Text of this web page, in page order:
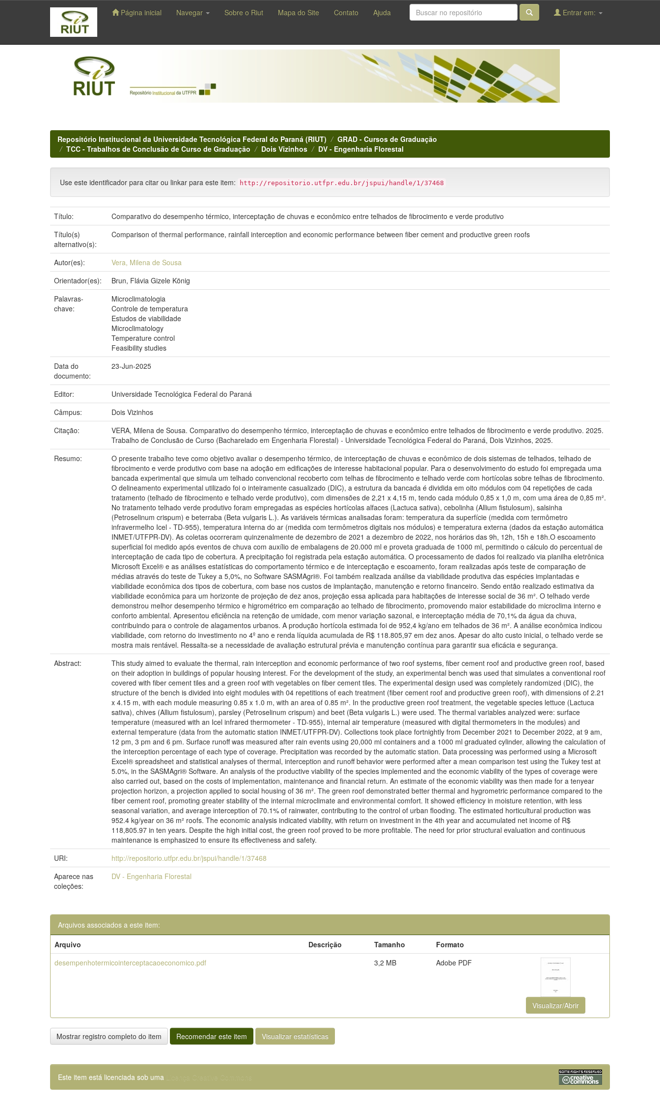
navigation
Página inicial Navegar Sobre o Riut Mapa do Site Contato Ajuda Entrar em:
Repositório Institucional da Universidade Tecnológica Federal do Paraná (RIUT)
GRAD - Cursos de Graduação
TCC - Trabalhos de Conclusão de Curso de Graduação
Dois Vizinhos DV - Engenharia Florestal
Use este identificador para citar ou linkar para este item: http://repositorio.utfpr.edu.br/jspui/handle/1/37468
Título:
Comparativo do desempenho térmico, interceptação de chuvas e econômico entre telhados de fibrocimento e verde produtivo
Título(s)
alternativo(s):
Comparison of thermal performance, rainfall interception and economic performance between fiber cement and productive green roofs
Autor(es):
Vera, Milena de Sousa
Orientador(es):
Brun, Flávia Gizele König
Palavras-
chave:
Microclimatologia
Controle de temperatura
Estudos de viabilidade
Microclimatology
Temperature control
Feasibility studies
Data do
documento:
23-Jun-2025
Editor:
Universidade Tecnológica Federal do Paraná
Câmpus:
Dois Vizinhos
Citação:
VERA, Milena de Sousa. Comparativo do desempenho térmico, interceptação de chuvas e econômico entre telhados de fibrocimento e verde produtivo. 2025.
Trabalho de Conclusão de Curso (Bacharelado em Engenharia Florestal) - Universidade Tecnológica Federal do Paraná, Dois Vizinhos, 2025.
Resumo:
O presente trabalho teve como objetivo avaliar o desempenho térmico, de interceptação de chuvas e econômico de dois sistemas de telhados, telhado de
fibrocimento e verde produtivo com base na adoção em edificações de interesse habitacional popular. Para o desenvolvimento do estudo foi empregada uma
bancada experimental que simula um telhado convencional recoberto com telhas de fibrocimento e telhado verde com hortícolas sobre telhas de fibrocimento.
O delineamento experimental utilizado foi o inteiramente casualizado (DIC), a estrutura da bancada é dividida em oito módulos com 04 repetições de cada
tratamento (telhado de fibrocimento e telhado verde produtivo), com dimensões de 2,21 x 4,15 m, tendo cada módulo 0,85 x 1,0 m, com uma área de 0,85 m².
No tratamento telhado verde produtivo foram empregadas as espécies hortícolas alfaces (Lactuca sativa), cebolinha (Allium fistulosum), salsinha
(Petroselinum crispum) e beterraba (Beta vulgaris L.). As variáveis térmicas analisadas foram: temperatura da superfície (medida com termômetro
infravermelho Icel - TD-955), temperatura interna do ar (medida com termômetros digitais nos módulos) e temperatura externa (dados da estação automática
INMET/UTFPR-DV). As coletas ocorreram quinzenalmente de dezembro de 2021 a dezembro de 2022, nos horários das 9h, 12h, 15h e 18h.O escoamento
superficial foi medido após eventos de chuva com auxílio de embalagens de 20.000 ml e proveta graduada de 1000 ml, permitindo o cálculo do percentual de
interceptação de cada tipo de cobertura. A precipitação foi registrada pela estação automática. O processamento de dados foi realizado via planilha eletrônica
Microsoft Excel® e as análises estatísticas do comportamento térmico e de interceptação e escoamento, foram realizadas após teste de comparação de
médias através do teste de Tukey a 5,0%, no Software SASMAgri®. Foi também realizada análise da viabilidade produtiva das espécies implantadas e
viabilidade econômica dos tipos de cobertura, com base nos custos de implantação, manutenção e retorno financeiro. Sendo então realizado estimativa da
viabilidade econômica para um horizonte de projeção de dez anos, projeção essa aplicada para habitações de interesse social de 36 m². O telhado verde
demonstrou melhor desempenho térmico e higrométrico em comparação ao telhado de fibrocimento, promovendo maior estabilidade do microclima interno e
conforto ambiental. Apresentou eficiência na retenção de umidade, com menor variação sazonal, e interceptação média de 70,1% da água da chuva,
contribuindo para o controle de alagamentos urbanos. A produção hortícola estimada foi de 952,4 kg/ano em telhados de 36 m². A análise econômica indicou
viabilidade, com retorno do investimento no 4º ano e renda líquida acumulada de R$ 118.805,97 em dez anos. Apesar do alto custo inicial, o telhado verde se
mostra mais rentável. Ressalta-se a necessidade de avaliação estrutural prévia e manutenção contínua para garantir sua eficácia e segurança.
Abstract:
This study aimed to evaluate the thermal, rain interception and economic performance of two roof systems, fiber cement roof and productive green roof, based
on their adoption in buildings of popular housing interest. For the development of the study, an experimental bench was used that simulates a conventional roof
covered with fiber cement tiles and a green roof with vegetables on fiber cement tiles. The experimental design used was completely randomized (DIC), the
structure of the bench is divided into eight modules with 04 repetitions of each treatment (fiber cement roof and productive green roof), with dimensions of 2.21
x 4.15 m, with each module measuring 0.85 x 1.0 m, with an area of 0.85 m². In the productive green roof treatment, the vegetable species lettuce (Lactuca
sativa), chives (Allium fistulosum), parsley (Petroselinum crispum) and beet (Beta vulgaris L.) were used. The thermal variables analyzed were: surface
temperature (measured with an Icel infrared thermometer - TD-955), internal air temperature (measured with digital thermometers in the modules) and
external temperature (data from the automatic station INMET/UTFPR-DV). Collections took place fortnightly from December 2021 to December 2022, at 9 am,
12 pm, 3 pm and 6 pm. Surface runoff was measured after rain events using 20,000 ml containers and a 1000 ml graduated cylinder, allowing the calculation of
the interception percentage of each type of coverage. Precipitation was recorded by the automatic station. Data processing was performed using a Microsoft
Excel® spreadsheet and statistical analyses of thermal, interception and runoff behavior were performed after a mean comparison test using the Tukey test at
5.0%, in the SASMAgri® Software. An analysis of the productive viability of the species implemented and the economic viability of the types of coverage were
also carried out, based on the costs of implementation, maintenance and financial return. An estimate of the economic viability was then made for a tenyear
projection horizon, a projection applied to social housing of 36 m². The green roof demonstrated better thermal and hygrometric performance compared to the
fiber cement roof, promoting greater stability of the internal microclimate and environmental comfort. It showed efficiency in moisture retention, with less
seasonal variation, and average interception of 70.1% of rainwater, contributing to the control of urban flooding. The estimated horticultural production was
952.4 kg/year on 36 m² roofs. The economic analysis indicated viability, with return on investment in the 4th year and accumulated net income of R$
118,805.97 in ten years. Despite the high initial cost, the green roof proved to be more profitable. The need for prior structural evaluation and continuous
maintenance is emphasized to ensure its effectiveness and safety.
URI:
http://repositorio.utfpr.edu.br/jspui/handle/1/37468
Aparece nas
coleções:
DV - Engenharia Florestal
Arquivos associados a este item:
Arquivo
Descrição Tamanho
Formato
desempenhotermicointerceptacaoeconomico.pdf
3,2 MB Adobe PDF
Visualizar/Abrir
Mostrar registro completo do item Recomendar este item Visualizar estatísticas
Este item está licenciada sob uma Licença Creative Commons